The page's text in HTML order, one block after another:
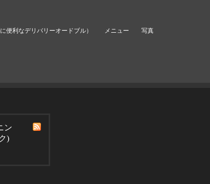
便利なデリバリーオードブル） メニュー 写真
ン
)